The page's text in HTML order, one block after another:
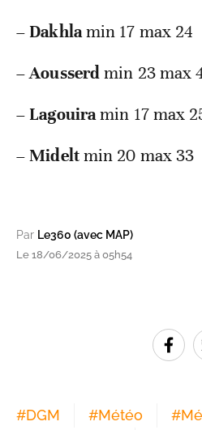
–Dakhlamin 17 max 24
–Aousserdmin 23 max
–Lagouiramin 17 max
–Mideltmin 20 max 33
Par Le360 (avec MAP)
Le 18/06/2025 à 05h54
#DGM #Météo #